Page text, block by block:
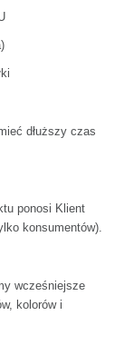
dłuższy czas
ponosi Klient
konsumentów).
wcześniejsze
kolorów i